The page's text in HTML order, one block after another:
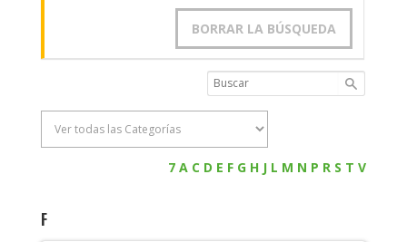
BORRAR LA BÚSQUEDA
7 A C D E F G H J L M N P R S T V
F